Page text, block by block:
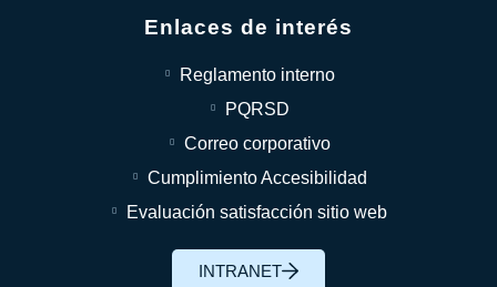
Enlaces de interés
Reglamento interno
PQRSD
Correo corporativo
Cumplimiento Accesibilidad
Evaluación satisfacción sitio web
INTRANET